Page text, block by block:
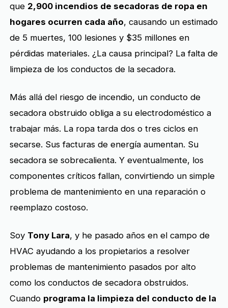
que 2,900 incendios de secadoras de ropa en
hogares ocurren cada año, causando un estimado
de 5 muertes, 100 lesiones y $35 millones en
pérdidas materiales. ¿La causa principal? La falta de
limpieza de los conductos de la secadora.
Más allá del riesgo de incendio, un conducto de
secadora obstruido obliga a su electrodoméstico a
trabajar más. La ropa tarda dos o tres ciclos en
secarse. Sus facturas de energía aumentan. Su
secadora se sobrecalienta. Y eventualmente, los
componentes críticos fallan, convirtiendo un simple
problema de mantenimiento en una reparación o
reemplazo costoso.
Soy Tony Lara, y he pasado años en el campo de
HVAC ayudando a los propietarios a resolver
problemas de mantenimiento pasados por alto
como los conductos de secadora obstruidos.
Cuando programa la limpieza del conducto de la